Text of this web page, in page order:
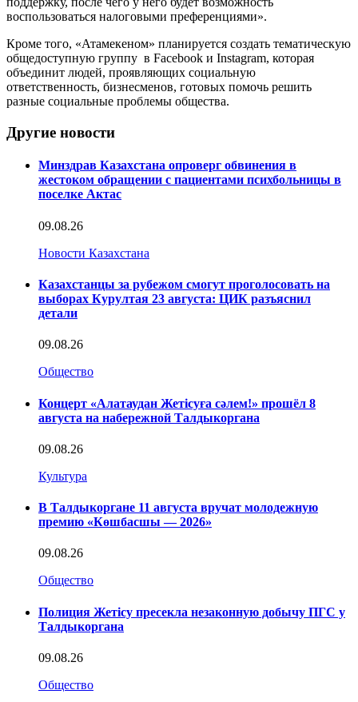
воспользоваться налоговыми преференциями».
Кроме того, «Атамекеном» планируется создать тематическую
общедоступную группу в Facebook и Instagram, которая
объединит людей, проявляющих социальную
ответственность, бизнесменов, готовых помочь решить
разные социальные проблемы общества.
Другие новости
Минздрав Казахстана опроверг обвинения в
жестоком обращении с пациентами психбольницы в
поселке Актас
09.08.26
Новости Казахстана
Казахстанцы за рубежом смогут проголосовать на
выборах Курултая 23 августа: ЦИК разъяснил
детали
09.08.26
Общество
Концерт «Алатаудан Жетісуға сәлем!» прошёл 8
августа на набережной Талдыкоргана
09.08.26
Культура
В Талдыкоргане 11 августа вручат молодежную
премию «Көшбасшы — 2026»
09.08.26
Общество
Полиция Жетісу пресекла незаконную добычу ПГС у
Талдыкоргана
09.08.26
Общество